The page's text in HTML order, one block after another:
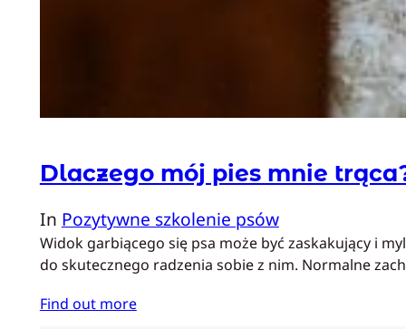
Dlaczego mój pies mnie
In Pozytywne szkolenie psów
Widok garbiącego się psa może być zaskakujący i
do skutecznego radzenia sobie z nim. Normalne
Find out more